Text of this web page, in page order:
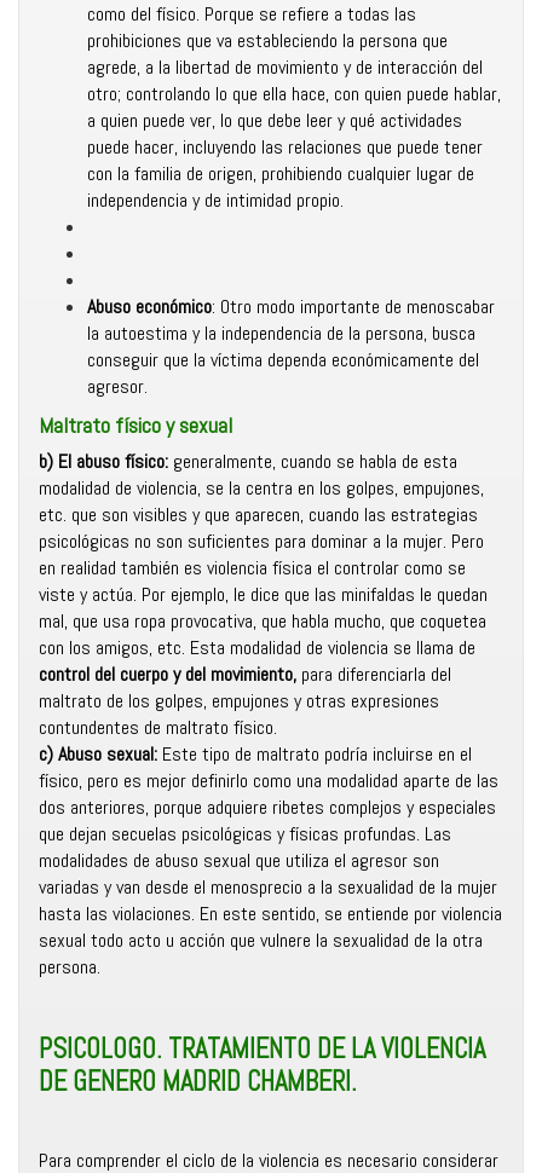
como del físico. Porque se refiere a todas las
prohibiciones que va estableciendo la persona que
agrede, a la libertad de movimiento y de interacción del
otro; controlando lo que ella hace, con quien puede hablar,
a quien puede ver, lo que debe leer y qué actividades
puede hacer, incluyendo las relaciones que puede tener
con la familia de origen, prohibiendo cualquier lugar de
independencia y de intimidad propio.
Abuso económico: Otro modo importante de menoscabar
la autoestima y la independencia de la persona, busca
conseguir que la víctima dependa económicamente del
agresor.
Maltrato físico y sexual
b) El abuso físico: generalmente, cuando se habla de esta
modalidad de violencia, se la centra en los golpes, empujones,
etc. que son visibles y que aparecen, cuando las estrategias
psicológicas no son suficientes para dominar a la mujer. Pero
en realidad también es violencia física el controlar como se
viste y actúa. Por ejemplo, le dice que las minifaldas le quedan
mal, que usa ropa provocativa, que habla mucho, que coquetea
con los amigos, etc. Esta modalidad de violencia se llama de
control del cuerpo y del movimiento, para diferenciarla del
maltrato de los golpes, empujones y otras expresiones
contundentes de maltrato físico.
c) Abuso sexual: Este tipo de maltrato podría incluirse en el
físico, pero es mejor definirlo como una modalidad aparte de las
dos anteriores, porque adquiere ribetes complejos y especiales
que dejan secuelas psicológicas y físicas profundas. Las
modalidades de abuso sexual que utiliza el agresor son
variadas y van desde el menosprecio a la sexualidad de la mujer
hasta las violaciones. En este sentido, se entiende por violencia
sexual todo acto u acción que vulnere la sexualidad de la otra
persona.
PSICOLOGO. TRATAMIENTO DE LA VIOLENCIA
DE GENERO MADRID CHAMBERI.
Para comprender el ciclo de la violencia es necesario considerar